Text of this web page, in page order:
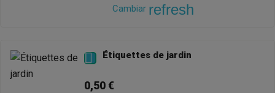
Cambiar refresh
 Étiquettes de jardin
0,50 €